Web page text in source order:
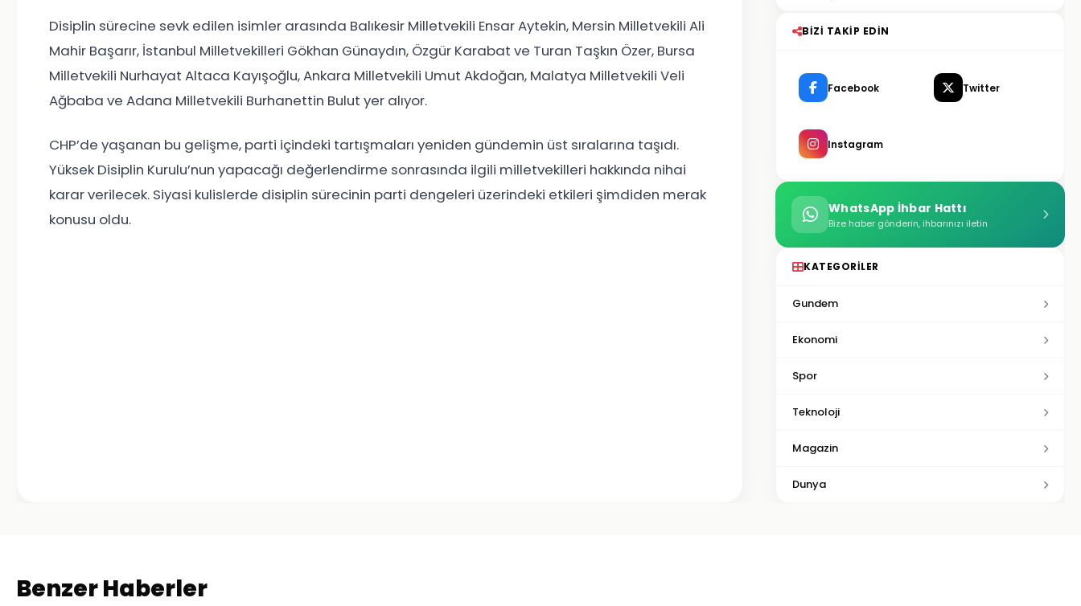
Disiplin sürecine sevk edilen isimler arasında Balıkesir Milletvekili Ensar Aytekin, Mersin Milletvekili Ali
Mahir Başarır, İstanbul Milletvekilleri Gökhan Günaydın, Özgür Karabat ve Turan Taşkın Özer, Bursa
Milletvekili Nurhayat Altaca Kayışoğlu, Ankara Milletvekili Umut Akdoğan, Malatya Milletvekili Veli
Ağbaba ve Adana Milletvekili Burhanettin Bulut yer alıyor.
CHP’de yaşanan bu gelişme, parti içindeki tartışmaları yeniden gündemin üst sıralarına taşıdı.
Yüksek Disiplin Kurulu’nun yapacağı değerlendirme sonrasında ilgili milletvekilleri hakkında nihai
karar verilecek. Siyasi kulislerde disiplin sürecinin parti dengeleri üzerindeki etkileri şimdiden merak
konusu oldu.
BIZI TAKIP EDIN
Facebook Twitter
Instagram
WhatsApp İhbar Hattı
Bize haber gönderin, ihbarınızı iletin
KATEGORILER
Gundem
Ekonomi
Spor
Teknoloji
Magazin
Dunya
Benzer Haberler